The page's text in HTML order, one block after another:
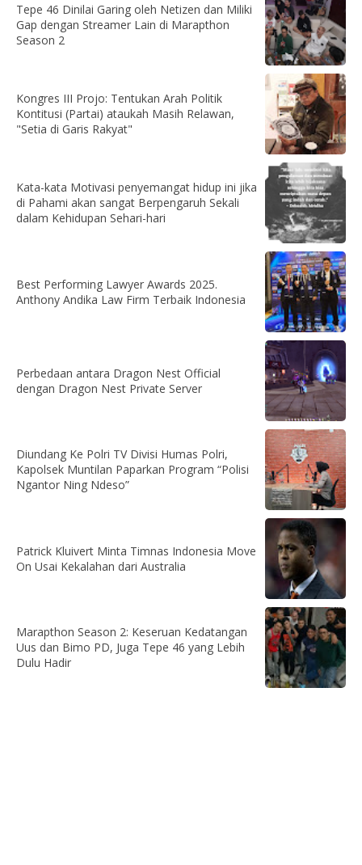
Tepe 46 Dinilai Garing oleh Netizen dan Miliki
Gap dengan Streamer Lain di Marapthon
Season 2
Kongres III Projo: Tentukan Arah Politik
Kontitusi (Partai) ataukah Masih Relawan,
"Setia di Garis Rakyat"
Kata-kata Motivasi penyemangat hidup ini jika
di Pahami akan sangat Berpengaruh Sekali
dalam Kehidupan Sehari-hari
Best Performing Lawyer Awards 2025.
Anthony Andika Law Firm Terbaik Indonesia
Perbedaan antara Dragon Nest Official
dengan Dragon Nest Private Server
Diundang Ke Polri TV Divisi Humas Polri,
Kapolsek Muntilan Paparkan Program “Polisi
Ngantor Ning Ndeso”
Patrick Kluivert Minta Timnas Indonesia Move
On Usai Kekalahan dari Australia
Marapthon Season 2: Keseruan Kedatangan
Uus dan Bimo PD, Juga Tepe 46 yang Lebih
Dulu Hadir